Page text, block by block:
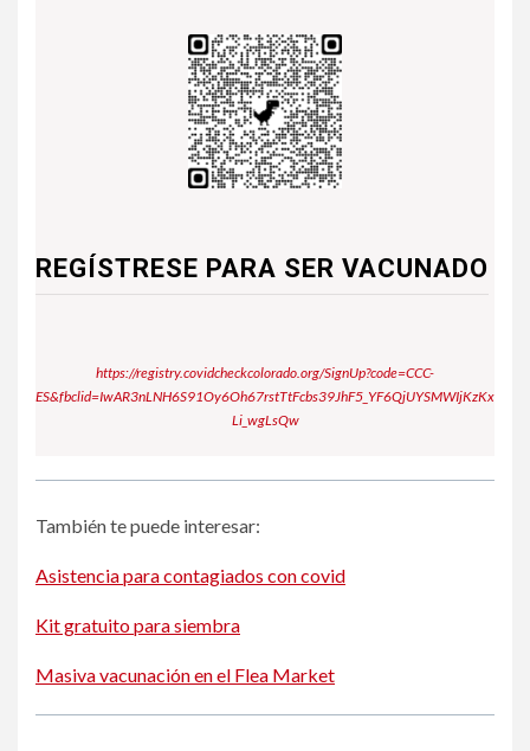
REGÍSTRESE PARA SER VACUNADO
https://registry.covidcheckcolorado.org/SignUp?code=CCC-
ES&fbclid=IwAR3nLNH6S91Oy6Oh67rstTtFcbs39JhF5_YF6QjUYSMWIjKzKx
Li_wgLsQw
También te puede interesar:
Asistencia para contagiados con covid
Kit gratuito para siembra
Masiva vacunación en el Flea Market